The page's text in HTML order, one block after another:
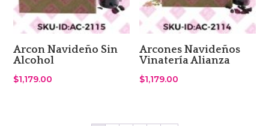
Arcon Navideño Sin
Alcohol
$1,179.00
Arcones Navideños
Vinatería Alianza
$1,179.00